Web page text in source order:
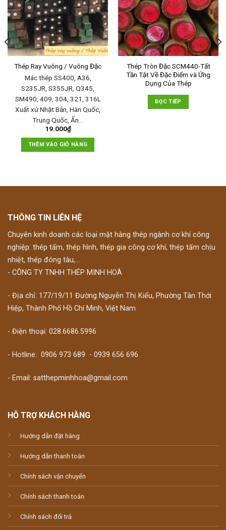
Thép Ray Vuông / Vuông Đặc
Mác thép SS400, A36,
S235JR, S355JR, Q345,
SM490, 409, 304, 321, 316L
Xuất xứ Nhật Bản, Hàn Quốc,
Trung Quốc, Ấn…
19.000₫
THÊM VÀO GIỎ HÀNG
Thép Tròn Đặc SCM440-Tất
Tần Tật Về Đặc Điểm và Ứng
Dụng Của Thép
ĐỌC TIẾP
THÔNG TIN LIÊN HỆ
Chuyên kinh doanh các loại mặt hàng thép ngành cơ khí công
nghiệp: thép tấm, thép hình, thép gia công cơ khí, thép tấm chịu
nhiệt, thép đóng tàu,...
- CÔNG TY TNHH THÉP MINH HOÀ
- Địa chỉ: 177/19/11 Đường Nguyễn Thị Kiểu, Phường Tân Thới
Hiệp, Thành Phố Hồ Chí Minh, Việt Nam
- Điện thoại: 028.6686.5996
- Hotline: 0906 973 689 - 0939 656 696
- Email: satthepminhhoa@gmail.com
HỖ TRỢ KHÁCH HÀNG
Hướng dẫn đặt hàng
Hướng dẫn thanh toán
Chính sách vận chuyển
Chính sách thanh toán
Chính sách đổi trả